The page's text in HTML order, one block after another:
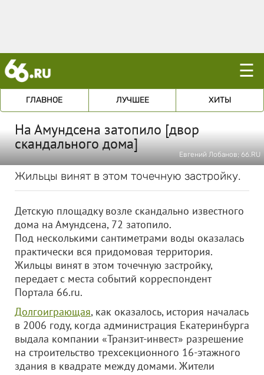
☰
ГЛАВНОЕ ЛУЧШЕЕ ХИТЫ
На Амундсена затопило [двор
скандального дома]
Евгений Лобанов; 66.RU
Жильцы винят в этом точечную застройку.
Детскую площадку возле скандально известного
дома на Амундсена, 72 затопило.
Под несколькими сантиметрами воды оказалась
практически вся придомовая территория.
Жильцы винят в этом точечную застройку,
передает с места событий корреспондент
Портала 66.ru.
Долгоиграющая, как оказалось, история началась
в 2006 году, когда администрация Екатеринбурга
выдала компании «Транзит-инвест» разрешение
на строительство трехсекционного 16-этажного
здания в квадрате между домами. Жители